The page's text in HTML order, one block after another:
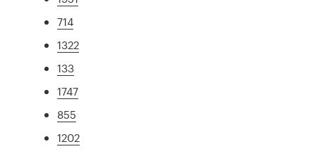
714
1322
133
1747
855
1202